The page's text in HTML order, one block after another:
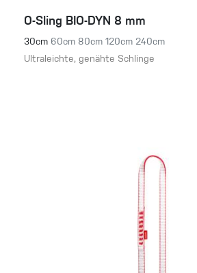
O-Sling BIO-DYN 8 mm
30cm 60cm 80cm 120cm 240cm
Ultraleichte, genähte Schlinge